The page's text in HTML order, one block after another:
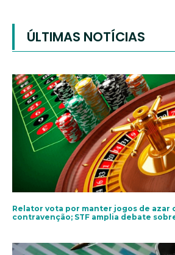
ÚLTIMAS NOTÍCIAS
Relator vota por manter jogos de azar
contravenção; STF amplia debate